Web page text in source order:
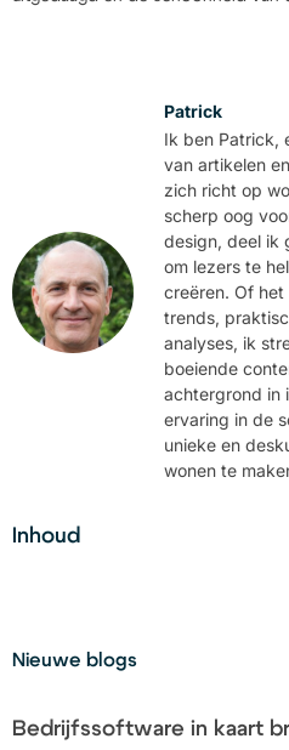
Patrick
Ik ben Patrick,
van artikelen
zich richt op
scherp oog
design, deel ik
om lezers te
creëren. Of
trends,
analyses, ik
boeiende
achtergrond in
ervaring in de
unieke en
wonen te
Inhoud
Nieuwe blogs
Bedrijfssoftware in kaart